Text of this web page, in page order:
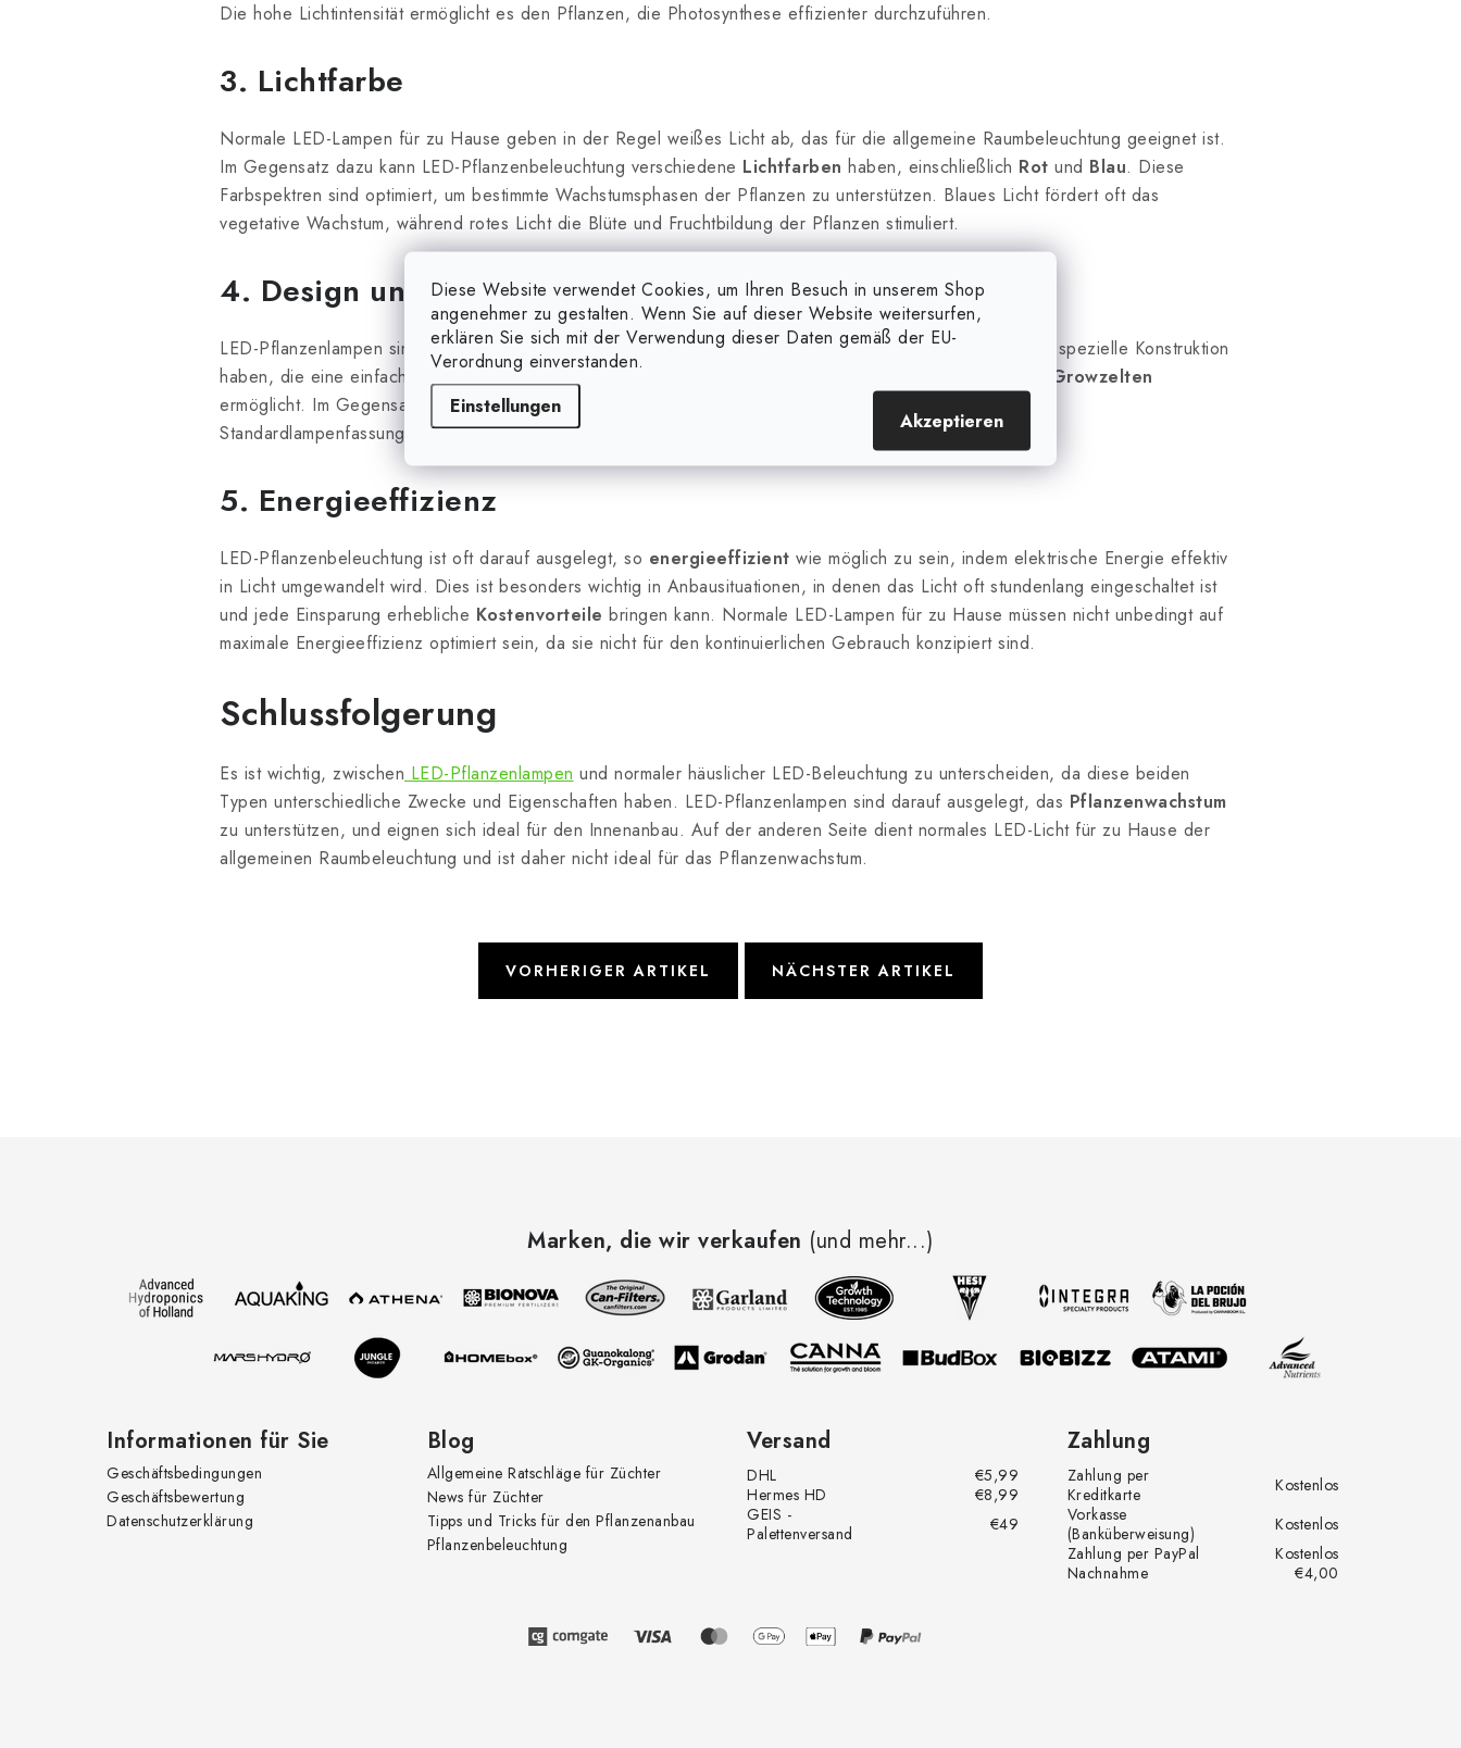
Diese Website verwendet Cookies, um Ihren Besuch in unserem Shop
angenehmer zu gestalten. Wenn Sie auf dieser Website weitersurfen,
erklären Sie sich mit der Verwendung dieser Daten gemäß der EU-
Verordnung einverstanden.
Einstellungen
Akzeptieren
Die hohe Lichtintensität ermöglicht es den Pflanzen, die Photosynthese effizienter durchzuführen.
3. Lichtfarbe
Normale LED-Lampen für zu Hause geben in der Regel weißes Licht ab, das für die allgemeine Raumbeleuchtung geeignet ist.
Im Gegensatz dazu kann LED-Pflanzenbeleuchtung verschiedene Lichtfarben haben, einschließlich Rot und Blau. Diese
Farbspektren sind optimiert, um bestimmte Wachstumsphasen der Pflanzen zu unterstützen. Blaues Licht fördert oft das
vegetative Wachstum, während rotes Licht die Blüte und Fruchtbildung der Pflanzen stimuliert.
4. Design und Konstruktion
LED-Pflanzenlampen sind oft auf die praktischen Bedürfnisse der Züchter zugeschnitten. Sie können eine spezielle Konstruktion
haben, die eine einfache Installation über den Pflanzen oder ein gezieltes Design für die Befestigung in
Growzelten
ermöglicht. Im Gegensatz dazu sind normale LED-Lampen für zu Hause normalerweise für die Montage in
Standardlampenfassungen und Decken konzipiert und nicht für Pflanzzwecke optimiert.
5. Energieeffizienz
LED-Pflanzenbeleuchtung ist oft darauf ausgelegt, so energieeffizient wie möglich zu sein, indem elektrische Energie effektiv
in Licht umgewandelt wird. Dies ist besonders wichtig in Anbausituationen, in denen das Licht oft stundenlang eingeschaltet ist
und jede Einsparung erhebliche Kostenvorteile bringen kann. Normale LED-Lampen für zu Hause müssen nicht unbedingt auf
maximale Energieeffizienz optimiert sein, da sie nicht für den kontinuierlichen Gebrauch konzipiert sind.
Schlussfolgerung
Es ist wichtig, zwischen LED-Pflanzenlampen und normaler häuslicher LED-Beleuchtung zu unterscheiden, da diese beiden
Typen unterschiedliche Zwecke und Eigenschaften haben. LED-Pflanzenlampen sind darauf ausgelegt, das Pflanzenwachstum
zu unterstützen, und eignen sich ideal für den Innenanbau. Auf der anderen Seite dient normales LED-Licht für zu Hause der
allgemeinen Raumbeleuchtung und ist daher nicht ideal für das Pflanzenwachstum.
VORHERIGER ARTIKEL NÄCHSTER ARTIKEL
Marken, die wir verkaufen (und mehr...)
Informationen für Sie
Geschäftsbedingungen
Geschäftsbewertung
Datenschutzerklärung
Blog
Allgemeine Ratschläge für Züchter
News für Züchter
Tipps und Tricks für den Pflanzenanbau
Pflanzenbeleuchtung
Versand
DHL
€5,99
Hermes HD
€8,99
GEIS -
Palettenversand
€49
Zahlung
Zahlung per
Kreditkarte
Kostenlos
Vorkasse
(Banküberweisung)
Kostenlos
Zahlung per PayPal
Kostenlos
Nachnahme
€4,00